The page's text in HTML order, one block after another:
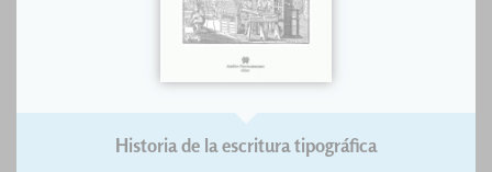
Historia de la escritura tipográfica